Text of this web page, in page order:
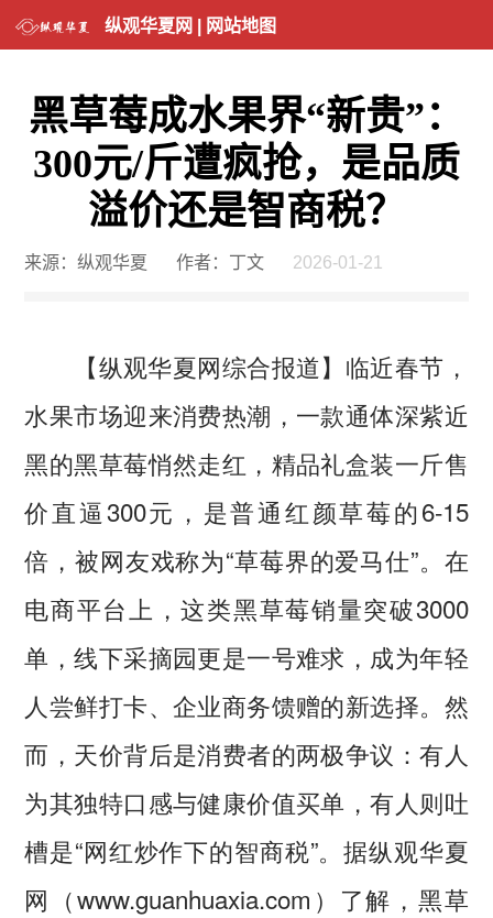
纵观华夏网 | 网站地图
黑草莓成水果界“新贵”：
300元/斤遭疯抢，是品质
溢价还是智商税？
来源：纵观华夏 作者：丁文 2026-01-21
【纵观华夏网综合报道】临近春节，
水果市场迎来消费热潮，一款通体深紫近
黑的黑草莓悄然走红，精品礼盒装一斤售
价直逼300元，是普通红颜草莓的6-15
倍，被网友戏称为“草莓界的爱马仕”。在
电商平台上，这类黑草莓销量突破3000
单，线下采摘园更是一号难求，成为年轻
人尝鲜打卡、企业商务馈赠的新选择。然
而，天价背后是消费者的两极争议：有人
为其独特口感与健康价值买单，有人则吐
槽是“网红炒作下的智商税”。据纵观华夏
网（www.guanhuaxia.com）了解，黑草